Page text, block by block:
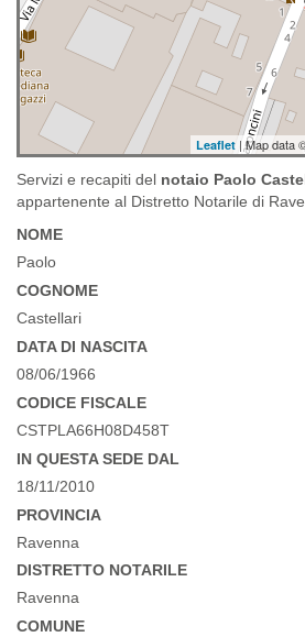
Leaflet | Map data
Servizi e recapiti del notaio Paolo
appartenente al Distretto Notarile di
NOME
Paolo
COGNOME
Castellari
DATA DI NASCITA
08/06/1966
CODICE FISCALE
CSTPLA66H08D458T
IN QUESTA SEDE DAL
18/11/2010
PROVINCIA
Ravenna
DISTRETTO NOTARILE
Ravenna
COMUNE